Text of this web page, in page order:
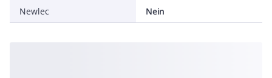
Newlec
Nein